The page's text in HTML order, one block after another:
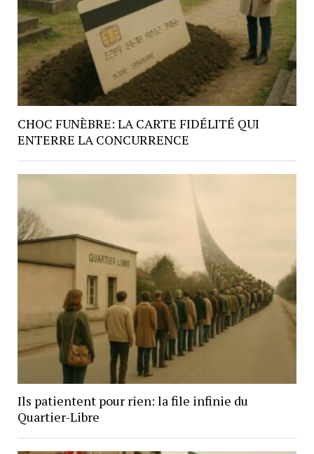
CHOC FUNÈBRE: LA CARTE FIDÉLITÉ QUI
ENTERRE LA CONCURRENCE
Ils patientent pour rien: la file infinie du
Quartier-Libre